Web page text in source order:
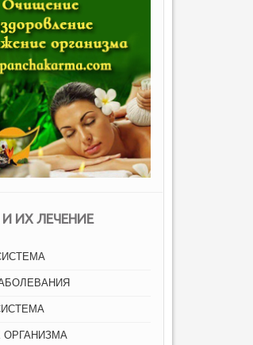
ИХ ЛЕЧЕНИЕ